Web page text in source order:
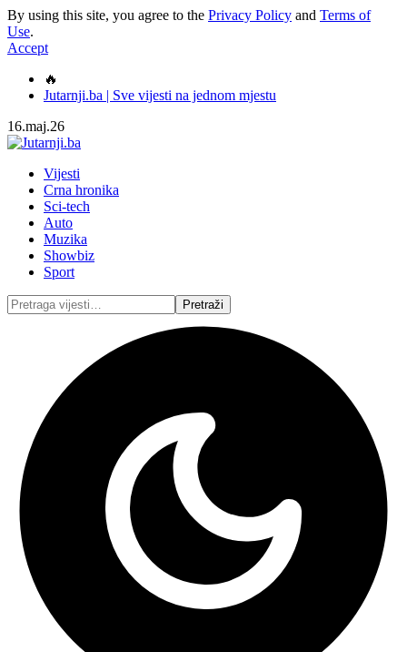
By using this site, you agree to the Privacy Policy and Terms of
Use.
Accept
🔥
Jutarnji.ba | Sve vijesti na jednom mjestu
16.maj.26
Vijesti
Crna hronika
Sci-tech
Auto
Muzika
Showbiz
Sport